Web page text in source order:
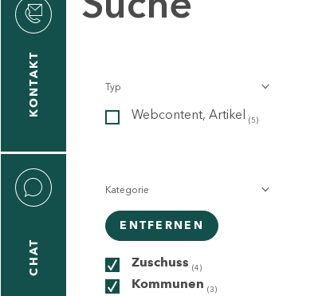
KONTAKT
CHAT
Typ
Webcontent, Artikel (5)
Kategorie
ENTFERNEN
Zuschuss (4)
Kommunen (3)